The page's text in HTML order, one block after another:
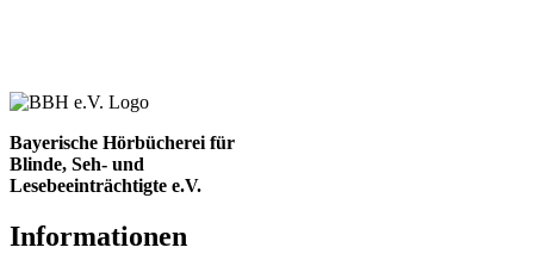
Bayerische Hörbücherei für
Blinde, Seh- und
Lesebeeinträchtigte e.V.
Informationen